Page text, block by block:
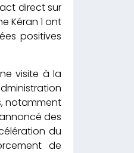
direct sur
Kéran 1 ont
positives
visite à la
notamment
des
du
de